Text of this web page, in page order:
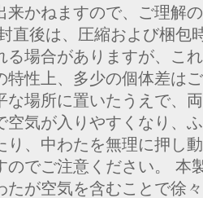
来かねますので、ご理解
直後は、圧縮および梱包
る場合がありますが、こ
特性上、多少の個体差は
な場所に置いたうえで、
空気が入りやすくなり、
り、中わたを無理に押し
のでご注意ください。 本
たが空気を含むことで徐